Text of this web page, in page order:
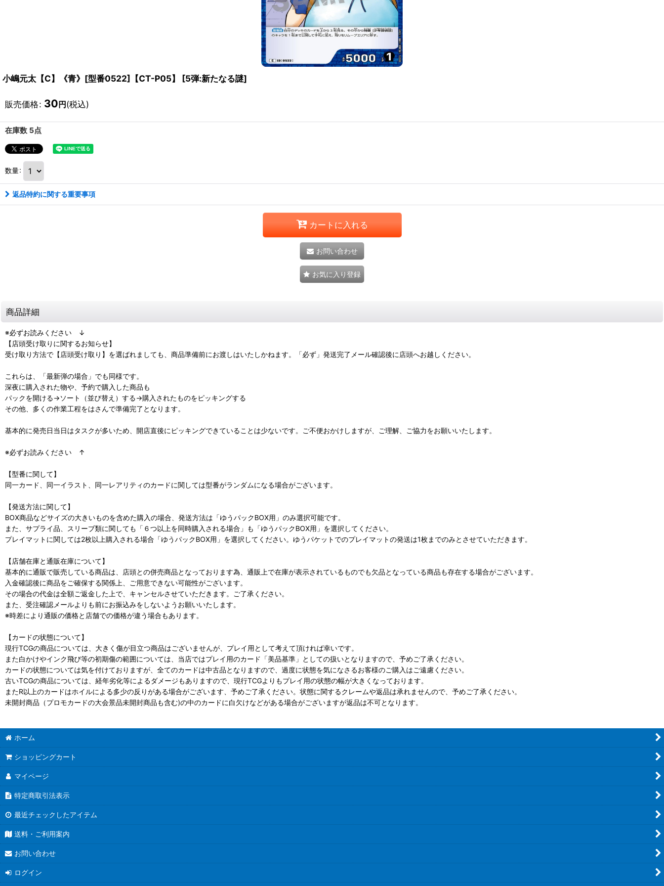
小嶋元太【C】《青》[型番0522]【CT-P05】 [5弾:新たなる謎]
販売価格: 30円(税込)
在庫数 5点
数量:
返品特約に関する重要事項
カートに入れる
お問い合わせ
お気に入り登録
商品詳細
※必ずお読みください ↓
【店頭受け取りに関するお知らせ】
受け取り方法で【店頭受け取り】を選ばれましても、商品準備前にお渡しはいたしかねます。「必ず」発送完了メール確認後に店頭へお越しください。
これらは、「最新弾の場合」でも同様です。
深夜に購入された物や、予約で購入した商品も
パックを開ける→ソート（並び替え）する→購入されたものをピッキングする
その他、多くの作業工程をはさんで準備完了となります。
基本的に発売日当日はタスクが多いため、開店直後にピッキングできていることは少ないです。ご不便おかけしますが、ご理解、ご協力をお願いいたします。
※必ずお読みください ↑
【型番に関して】
同一カード、同一イラスト、同一レアリティのカードに関しては型番がランダムになる場合がございます。
【発送方法に関して】
BOX商品などサイズの大きいものを含めた購入の場合、発送方法は「ゆうパックBOX用」のみ選択可能です。
また、サプライ品、スリーブ類に関しても「６つ以上を同時購入される場合」も「ゆうパックBOX用」を選択してください。
プレイマットに関しては2枚以上購入される場合「ゆうパックBOX用」を選択してください。ゆうパケットでのプレイマットの発送は1枚までのみとさせていただきます。
【店舗在庫と通販在庫について】
基本的に通販で販売している商品は、店頭との併売商品となっております為、通販上で在庫が表示されているものでも欠品となっている商品も存在する場合がございます。
入金確認後に商品をご確保する関係上、ご用意できない可能性がございます。
その場合の代金は全額ご返金した上で、キャンセルさせていただきます。ご了承ください。
また、受注確認メールよりも前にお振込みをしないようお願いいたします。
※時差により通販の価格と店舗での価格が違う場合もあります。
【カードの状態について】
現行TCGの商品については、大きく傷が目立つ商品はございませんが、プレイ用として考えて頂ければ幸いです。
また白かけやインク飛び等の初期傷の範囲については、当店ではプレイ用のカード「美品基準」としての扱いとなりますので、予めご了承ください。
カードの状態については気を付けておりますが、全てのカードは中古品となりますので、過度に状態を気になさるお客様のご購入はご遠慮ください。
古いTCGの商品については、経年劣化等によるダメージもありますので、現行TCGよりもプレイ用の状態の幅が大きくなっております。
またR以上のカードはホイルによる多少の反りがある場合がございます、予めご了承ください。状態に関するクレームや返品は承れませんので、予めご了承ください。
未開封商品（プロモカードの大会景品未開封商品も含む)の中のカードに白欠けなどがある場合がございますが返品は不可となります。
ホーム
ショッピングカート
マイページ
特定商取引法表示
最近チェックしたアイテム
送料・ご利用案内
お問い合わせ
ログイン